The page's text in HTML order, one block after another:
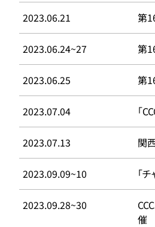
2023.06.21 第
2023.06.24~27 第
2023.06.25 第
2023.07.04 「
2023.07.13 関
2023.09.09~10 「
2023.09.28~30
催